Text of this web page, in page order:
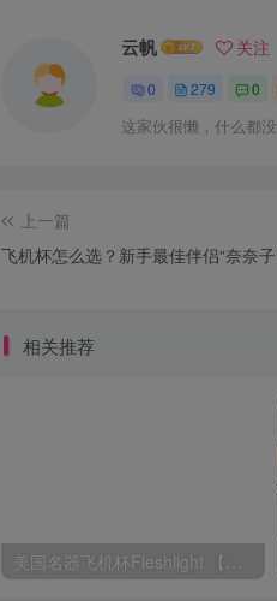
云帆 关注
0 279 0
这家伙很懒，什么都没
上一篇
飞机杯怎么选？新手最佳伴侣“奈奈
相关推荐
美国名器飞机杯Fleshlight 【Quickshot-Vantage 双头飞机杯】完全评测